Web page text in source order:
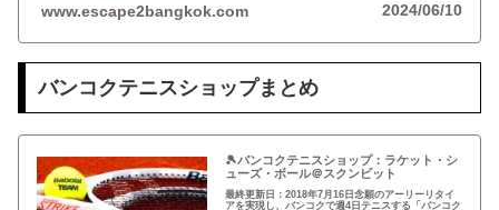
www.escape2bangkok.com 2024/06/10
バンコクテニスショップまとめ
🎾バンコクテニスショップ：ラケット・シ
ューズ・ボール＠スクンビット
最終更新日：2018年7月16日念願のアーリーリタイ
アを実現し、バンコクで週4日テニスする「バンコク